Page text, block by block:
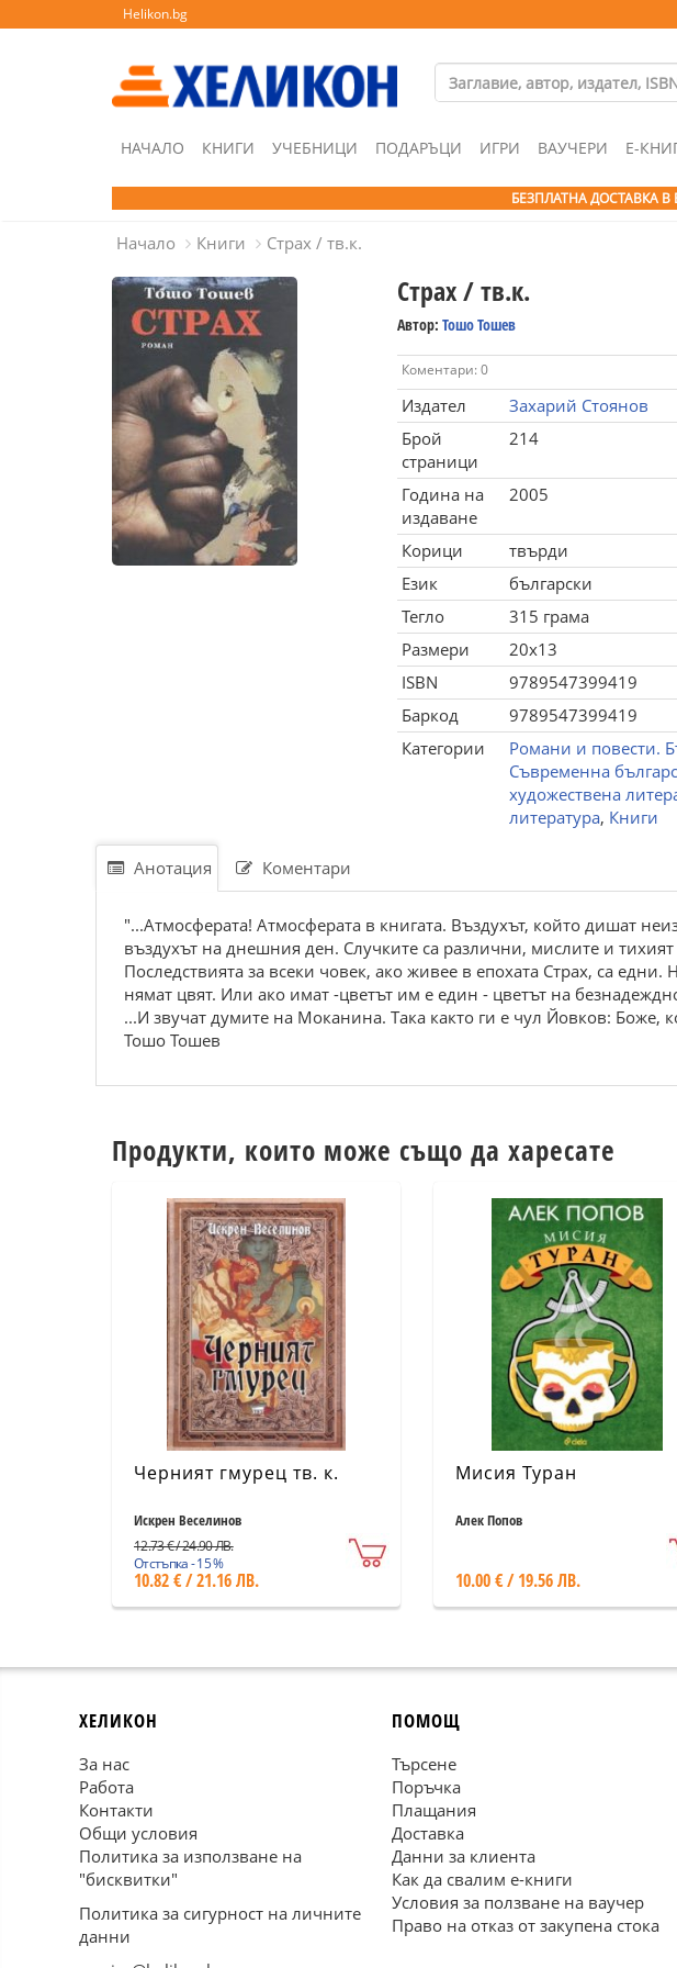
Helikon.bg
НАЧАЛО КНИГИ УЧЕБНИЦИ ПОДАРЪЦИ ИГРИ ВАУЧЕРИ Е-
БЕЗПЛАТНА ДОСТАВКА
Начало Книги Страх / тв.к.
Страх / тв.к.
Автор: Тошо Тошев
Коментари: 0
Издател
Захарий Стоянов
Брой
страници
214
Година на
издаване
2005
Корици
твърди
Език
български
Тегло
315 грама
Размери
20x13
ISBN
9789547399419
Баркод
9789547399419
Категории
Романи и повести.
Съвременна
художествена
литература, Книги
Анотация Коментари
"...Атмосферата! Атмосферата в книгата. Въздухът, който дишат
въздухът на днешния ден. Случките са различни, мислите и
Последствията за всеки човек, ако живее в епохата Страх, са
нямат цвят. Или ако имат -цветът им е един - цветът на
...И звучат думите на Моканина. Така както ги е чул Йовков: Боже,
Тошо Тошев
Продукти, които може също да харесате
Черният гмурец тв. к.
Искрен Веселинов
12.73 € / 24.90 ЛВ.
Отстъпка - 15 %
10.82 € / 21.16 ЛВ.
Мисия Туран
Алек Попов
10.00 € / 19.56 ЛВ.
ХЕЛИКОН
За нас
Работа
Контакти
Общи условия
Политика за използване на
"бисквитки"
Политика за сигурност на личните
данни
ПОМОЩ
Търсене
Поръчка
Плащания
Доставка
Данни за клиента
Как да свалим е-книги
Условия за ползване на ваучер
Право на отказ от закупена стока